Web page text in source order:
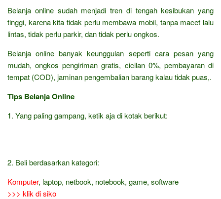
Belanja online sudah menjadi tren di tengah kesibukan yang
tinggi, karena kita tidak perlu membawa mobil, tanpa macet lalu
lintas, tidak perlu parkir, dan tidak perlu ongkos.
Belanja online banyak keunggulan seperti cara pesan yang
mudah, ongkos pengiriman gratis, cicilan 0%, pembayaran di
tempat (COD), jaminan pengembalian barang kalau tidak puas,.
Tips Belanja Online
1. Yang paling gampang, ketik aja di kotak berikut:
2. Beli berdasarkan kategori:
Komputer, laptop, netbook, notebook, game, software
>>> klik di siko